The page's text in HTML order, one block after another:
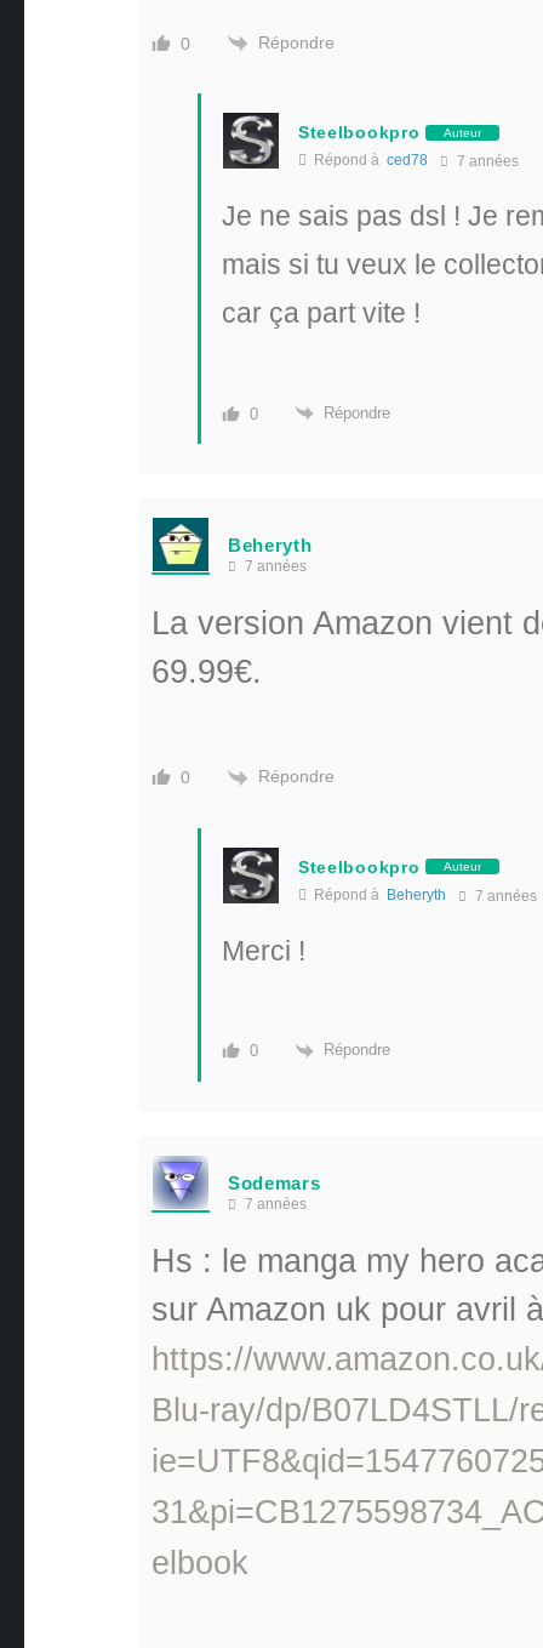
0 Répondre
Steelbookpro Auteur
Répond à ced78 7 années
Je ne sais pas dsl ! Je
mais si tu veux le
car ça part vite !
0 Répondre
Beheryth
7 années
La version Amazon vient
69.99€.
0 Répondre
Steelbookpro Auteur
Répond à Beheryth 7 années
Merci !
0 Répondre
Sodemars
7 années
Hs : le manga my hero
sur Amazon uk pour avril
https://
Blu-ray/dp/B07LD4STLL/
elbook